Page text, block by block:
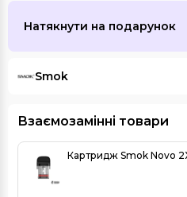
Натякнути на подарунок
Smok
Взаємозамінні товари
Картридж Smok Novo